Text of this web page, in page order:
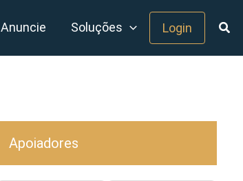
Anuncie Soluções Login
Apoiadores